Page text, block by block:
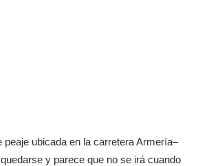
peaje ubicada en la carretera Armería–
y parece que no se irá cuando